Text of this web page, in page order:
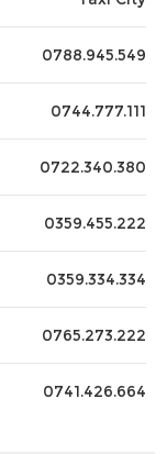
0788.945.549
0744.777.111
0722.340.380
0359.455.222
0359.334.334
0765.273.222
0741.426.664